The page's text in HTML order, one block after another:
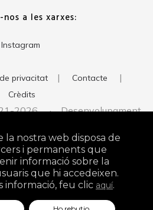
nos a les xarxes:
Instagram
privacitat | Contacte |
Crèdits
2026 · Desenvolupament
Studio
la nostra web disposa de
i permanents que
informació sobre la
que hi accedeixen.
informació, feu clic aquí.